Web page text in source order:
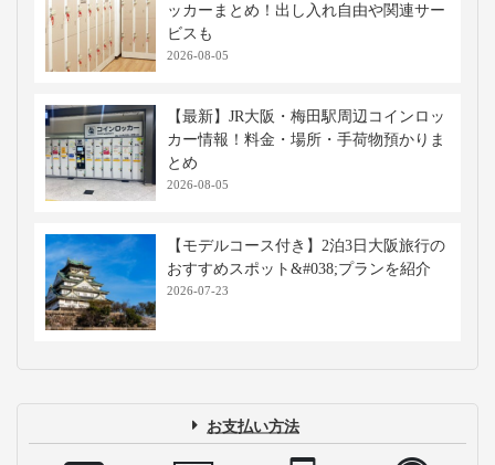
ッカーまとめ！出し入れ自由や関連サー
ビスも
2026-08-05
【最新】JR大阪・梅田駅周辺コインロッ
カー情報！料金・場所・手荷物預かりま
とめ
2026-08-05
【モデルコース付き】2泊3日大阪旅行の
おすすめスポット&#038;プランを紹介
2026-07-23
お支払い方法